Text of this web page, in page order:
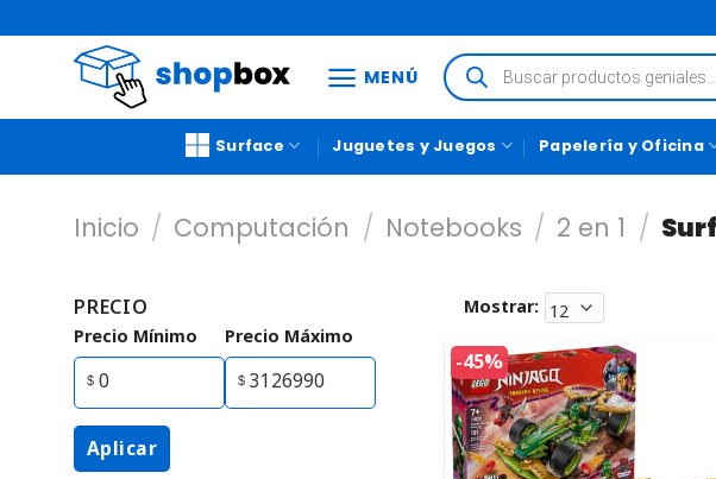
MENÚ
Surface Juguetes y Juegos Papelería y Oficina
Inicio / Computación / Notebooks / 2 en 1 /
PRECIO
Precio Mínimo Precio Máximo
Aplicar
Mostrar:
-45%